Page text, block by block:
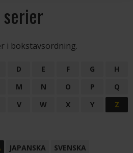
i bokstavsordning.
D E F G
H
M N O P
Q
V W X Y
Z
JAPANSKA SVENSKA